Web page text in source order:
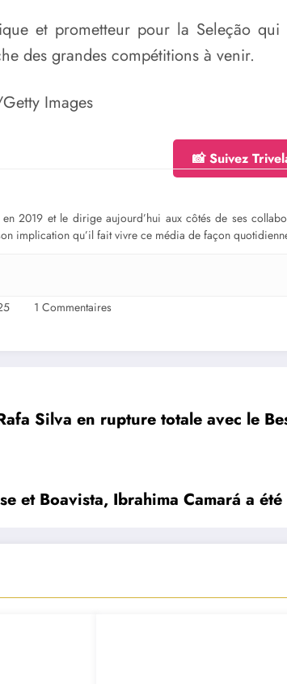
et prometteur pour la Seleção
des grandes compétitions à venir.
Images
📸 Suivez
2019 et le dirige aujourd’hui aux côtés de ses
implication qu’il fait vivre ce média de façon
1 Commentaires
Silva en rupture totale avec le
et Boavista, Ibrahima Camará a